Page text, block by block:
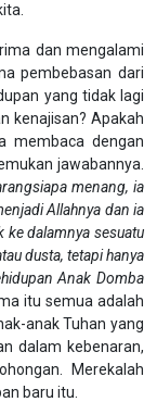
dan mengalami
pembebasan dari
yang tidak lagi
kenajisan? Apakah
membaca dengan
jawabannya.
menang, ia
Allahnya dan ia
ke dalamnya sesuatu
dusta, tetapi hanya
Anak Domba
itu semua adalah
anak Tuhan yang
dalam kebenaran,
Merekalah
baru itu.